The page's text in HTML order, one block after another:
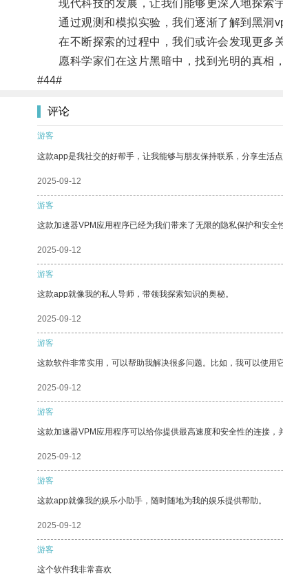
现代科技的发展，让我们能够更深入地探索宇
通过观测和模拟实验，我们逐渐了解到黑洞vp
在不断探索的过程中，我们或许会发现更多关
愿科学家们在这片黑暗中，找到光明的真相，
#44#
评论
游客
这款app是我社交的好帮手，让我能够与朋友保持联系，分享生活点
2025-09-12
游客
这款加速器VPM应用程序已经为我们带来了无限的隐私保护和安全
2025-09-12
游客
这款app就像我的私人导师，带领我探索知识的奥秘。
2025-09-12
游客
这款软件非常实用，可以帮助我解决很多问题。比如，我可以使用
2025-09-12
游客
这款加速器VPM应用程序可以给你提供最高速度和安全性的连接，
2025-09-12
游客
这款app就像我的娱乐小助手，随时随地为我的娱乐提供帮助。
2025-09-12
游客
这个软件我非常喜欢